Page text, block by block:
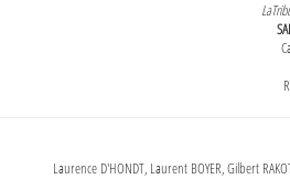
Laurence D'HONDT, Laurent BOYER, Gilbert